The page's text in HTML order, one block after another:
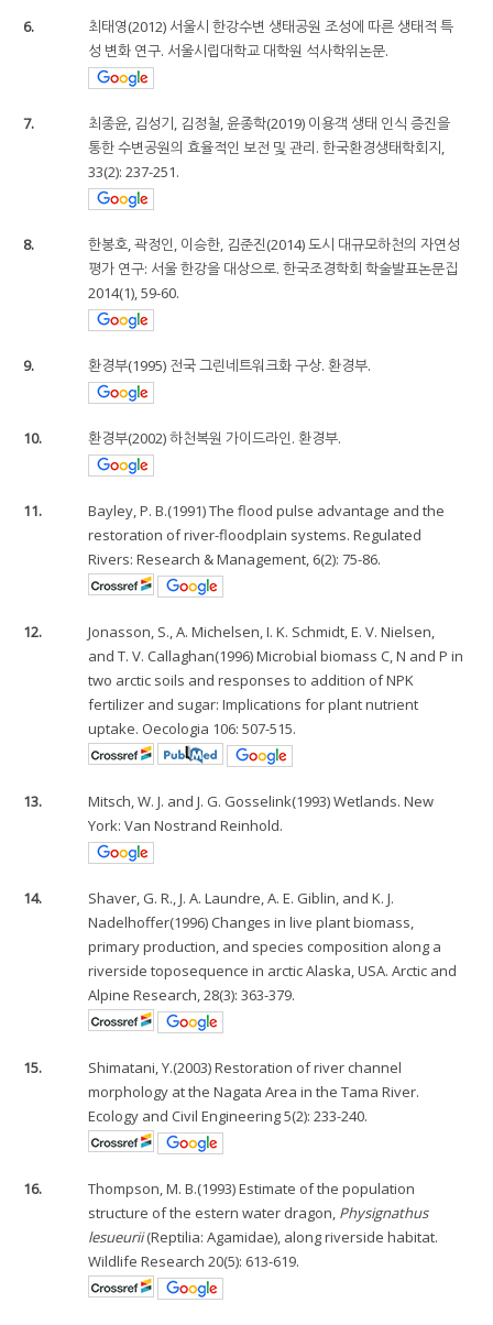
6.
최태영(2012) 서울시 한강수변 생태공원 조성에 따른 생태적 특
성 변화 연구. 서울시립대학교 대학원 석사학위논문.
7.
최종윤, 김성기, 김정철, 윤종학(2019) 이용객 생태 인식 증진을
통한 수변공원의 효율적인 보전 및 관리. 한국환경생태학회지,
33(2): 237-251.
8.
한봉호, 곽정인, 이승한, 김준진(2014) 도시 대규모하천의 자연성
평가 연구: 서울 한강을 대상으로. 한국조경학회 학술발표논문집
2014(1), 59-60.
9. 환경부(1995) 전국 그린네트워크화 구상. 환경부.
10. 환경부(2002) 하천복원 가이드라인. 환경부.
11.
Bayley, P. B.(1991) The flood pulse advantage and the
restoration of river-floodplain systems. Regulated
Rivers: Research & Management, 6(2): 75-86.
12.
Jonasson, S., A. Michelsen, I. K. Schmidt, E. V. Nielsen,
and T. V. Callaghan(1996) Microbial biomass C, N and P in
two arctic soils and responses to addition of NPK
fertilizer and sugar: Implications for plant nutrient
uptake. Oecologia 106: 507-515.
13.
Mitsch, W. J. and J. G. Gosselink(1993) Wetlands. New
York: Van Nostrand Reinhold.
14.
Shaver, G. R., J. A. Laundre, A. E. Giblin, and K. J.
Nadelhoffer(1996) Changes in live plant biomass,
primary production, and species composition along a
riverside toposequence in arctic Alaska, USA. Arctic and
Alpine Research, 28(3): 363-379.
15.
Shimatani, Y.(2003) Restoration of river channel
morphology at the Nagata Area in the Tama River.
Ecology and Civil Engineering 5(2): 233-240.
16.
Thompson, M. B.(1993) Estimate of the population
structure of the estern water dragon, Physignathus
lesueurii(Reptilia: Agamidae), along riverside habitat.
Wildlife Research 20(5): 613-619.